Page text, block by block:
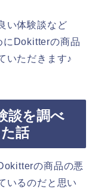
い体験談など
にDokitterの商品
いただきます♪
談を調べ
話
の商品の悪
いるのだと思い